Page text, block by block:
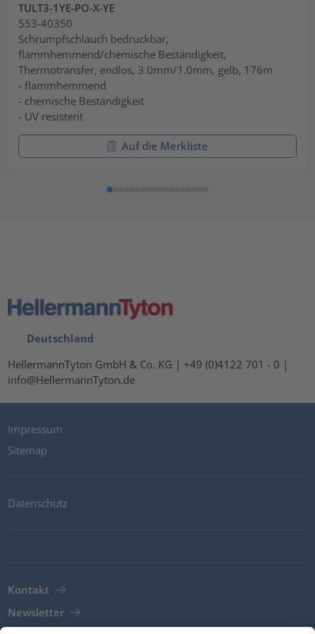
TULT3-1YE-PO-X-YE
553-40350
Schrumpfschlauch bedruckbar,
flammhemmend/chemische Beständigkeit,
Thermotransfer, endlos, 3.0mm/1.0mm, gelb, 176m
- flammhemmend
- chemische Beständigkeit
- UV resistent
Auf die Merkliste
Deutschland
HellermannTyton GmbH & Co. KG | +49 (0)4122 701 - 0 |
info@HellermannTyton.de
Impressum
Sitemap
Datenschutz
Kontakt
Newsletter